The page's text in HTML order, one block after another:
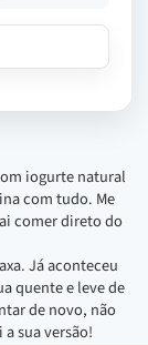
iogurte natural
com tudo. Me
comer direto do
Já aconteceu
quente e leve de
de novo, não
sua versão!